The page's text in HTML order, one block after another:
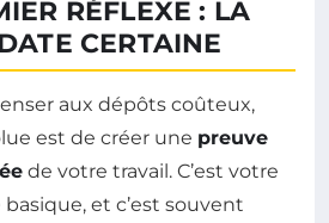
RÉFLEXE : LA
CERTAINE
aux dépôts coûteux,
est de créer une preuve
de votre travail. C’est votre
basique, et c’est souvent